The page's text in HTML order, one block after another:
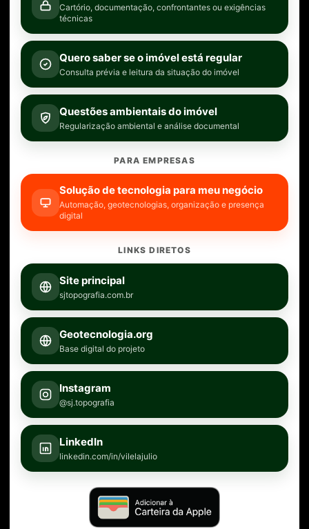
Cartório, documentação, confrontantes ou exigências
técnicas
Quero saber se o imóvel está regular
Consulta prévia e leitura da situação do imóvel
Questões ambientais do imóvel
Regularização ambiental e análise documental
PARA EMPRESAS
Solução de tecnologia para meu negócio
Automação, geotecnologias, organização e presença
digital
LINKS DIRETOS
Site principal
sjtopografia.com.br
Geotecnologia.org
Base digital do projeto
Instagram
@sj.topografia
LinkedIn
linkedin.com/in/vilelajulio